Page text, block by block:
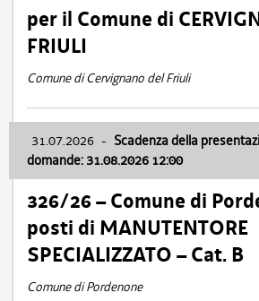
per il Comune di
FRIULI
Comune di Cervignano del Friuli
31.07.2026 - Scadenza della
domande: 31.08.2026 12:00
326/26 – Comune di
posti di MANUTENTORE
SPECIALIZZATO – Cat. B
Comune di Pordenone